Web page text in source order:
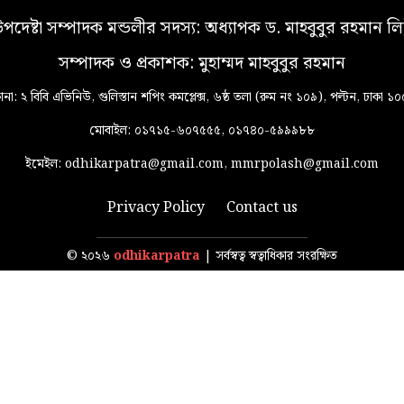
সম্পাদক মন্ডলীর সদস্য: অধ্যাপক ড. মাহবুবুর রহমান
সম্পাদক ও প্রকাশক: মুহাম্মদ মাহবুবুর রহমান
২ বিবি এভিনিউ, গুলিস্তান শপিং কমপ্লেক্স, ৬ষ্ঠ তলা (রুম নং ১০৯), পল্টন, ঢাকা
মোবাইল: ০১৭১৫-৬০৭৫৫৫, ০১৭৪০-৫৯৯৯৮৮
ইমেইল: odhikarpatra@gmail.com, mmrpolash@gmail.com
Privacy Policy Contact us
© ২০২৬ odhikarpatra | সর্বস্বত্ব স্বত্বাধিকার সংরক্ষিত